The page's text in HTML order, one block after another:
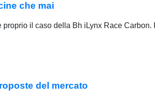
che mai
il caso della Bh iLynx Race Carbon.
del mercato